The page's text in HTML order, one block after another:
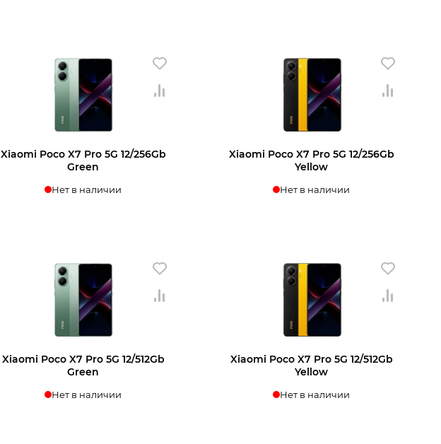
Xiaomi Poco X7 Pro 5G 12/256Gb
Green
Нет в наличии
Xiaomi Poco X7 Pro 5G 12/256Gb
Yellow
Нет в наличии
Xiaomi Poco X7 Pro 5G 12/512Gb
Green
Нет в наличии
Xiaomi Poco X7 Pro 5G 12/512Gb
Yellow
Нет в наличии